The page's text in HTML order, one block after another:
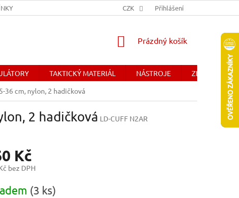
OBCHODNÉ PODMIENKY - SLOVENSKO DOPRAVA A PLATBA
CZK Přihlášení
NÁKUPNÍ
Prázdný košík
TAKTICKÝ MATERIÁL NÁSTROJE
36 cm, nylon, 2 hadičková
2 hadičková LD-CUFF N2AR
Kč
bez DPH
(3 ks)